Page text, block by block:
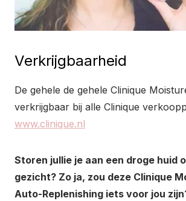
Verkrijgbaarheid
De gehele de gehele Clinique
verkrijgbaar bij alle Clinique
www.clinique.nl
Storen jullie je aan een droge huid
gezicht? Zo ja, zou deze Clinique
Auto-Replenishing iets voor jou